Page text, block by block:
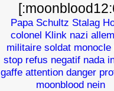
Papa Schultz Stalag
colonel Klink nazi
militaire soldat monocle
stop refus negatif nada
gaffe attention danger
moonblood nein